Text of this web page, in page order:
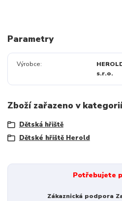
Parametry
Výrobce
s.r.o.
Zboží zařazeno v
Dětská hřiště
Dětské hřiště Herold
Potřebujete
Zákaznická podpora